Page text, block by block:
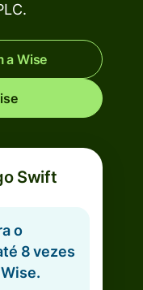
a Wise
Swift
o
8 vezes